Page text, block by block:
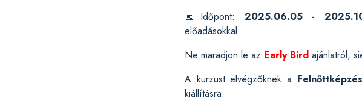
📅Időpont: 2025.06.05 -
előadásokkal.
Ne maradjon le az Early Bird ajánlatról,
A kurzust elvégzőknek a
kiállításra.